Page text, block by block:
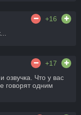
+16
+17
озвучка. Что у вас
говорят одним